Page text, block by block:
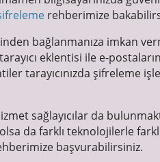
rehberimize
bağlanmanıza imkan
eklentisi ile e-
tarayıcınızda şifreleme
sağlayıcılar da
da farklı teknolojilerle
başvurabilirsiniz.